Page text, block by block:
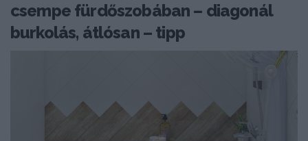
csempe fürdőszobában – diagonál
burkolás, átlósan – tipp